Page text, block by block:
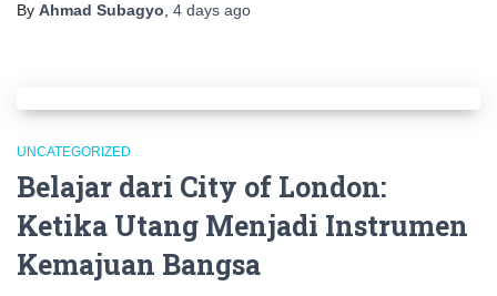
By Ahmad Subagyo 4 days ago
UNCATEGORIZED
Belajar dari City of London:
Ketika Utang Menjadi Instrumen
Kemajuan Bangsa